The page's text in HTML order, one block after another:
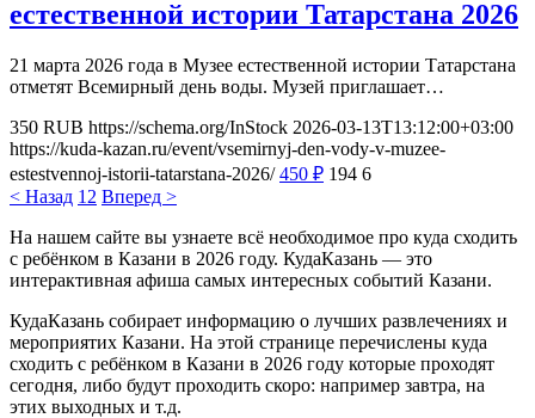
естественной истории Татарстана 2026
21 марта 2026 года в Музее естественной истории Татарстана
отметят Всемирный день воды. Музей приглашает…
350 RUB https://schema.org/InStock 2026-03-13T13:12:00+03:00
https://kuda-kazan.ru/event/vsemirnyj-den-vody-v-muzee-
estestvennoj-istorii-tatarstana-2026/ 450 ₽ 194 6
< Назад 1 2 Вперед >
На нашем сайте вы узнаете всё необходимое про куда сходить
с ребёнком в Казани в 2026 году. КудаКазань — это
интерактивная афиша самых интересных событий Казани.
КудаКазань собирает информацию о лучших развлечениях и
мероприятих Казани. На этой странице перечислены куда
сходить с ребёнком в Казани в 2026 году которые проходят
сегодня, либо будут проходить скоро: например завтра, на
этих выходных и т.д.